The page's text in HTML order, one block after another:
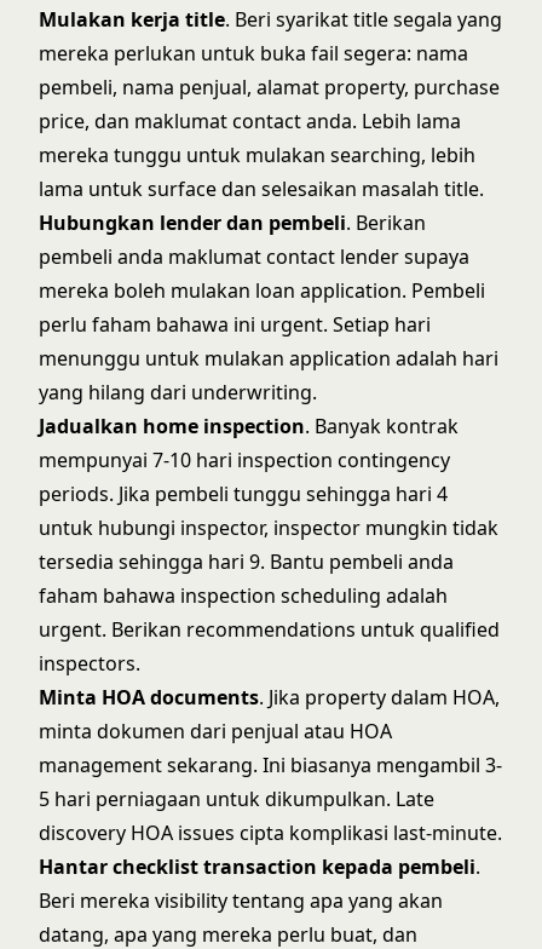
Mulakan kerja title. Beri syarikat title segala yang
mereka perlukan untuk buka fail segera: nama
pembeli, nama penjual, alamat property, purchase
price, dan maklumat contact anda. Lebih lama
mereka tunggu untuk mulakan searching, lebih
lama untuk surface dan selesaikan masalah title.
Hubungkan lender dan pembeli. Berikan
pembeli anda maklumat contact lender supaya
mereka boleh mulakan loan application. Pembeli
perlu faham bahawa ini urgent. Setiap hari
menunggu untuk mulakan application adalah hari
yang hilang dari underwriting.
Jadualkan home inspection. Banyak kontrak
mempunyai 7-10 hari inspection contingency
periods. Jika pembeli tunggu sehingga hari 4
untuk hubungi inspector, inspector mungkin tidak
tersedia sehingga hari 9. Bantu pembeli anda
faham bahawa inspection scheduling adalah
urgent. Berikan recommendations untuk qualified
inspectors.
Minta HOA documents. Jika property dalam HOA,
minta dokumen dari penjual atau HOA
management sekarang. Ini biasanya mengambil 3-
5 hari perniagaan untuk dikumpulkan. Late
discovery HOA issues cipta komplikasi last-minute.
Hantar checklist transaction kepada pembeli.
Beri mereka visibility tentang apa yang akan
datang, apa yang mereka perlu buat, dan